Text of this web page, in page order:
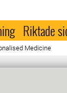
Riktade
Medicine